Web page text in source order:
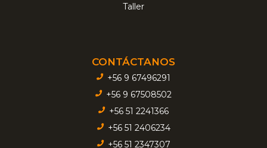
Taller
CONTÁCTANOS
+56 9 67496291
+56 9 67508502
+56 51 2241366
+56 51 2406234
+56 51 2347307